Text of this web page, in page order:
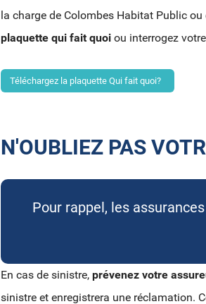
la charge de Colombes Habitat Public
plaquette qui fait quoi ou interrogez
Téléchargez la plaquette Qui fait quoi?
N'OUBLIEZ PAS
Pour rappel, les
En cas de sinistre, prévenez votre
sinistre et enregistrera une réclamation.